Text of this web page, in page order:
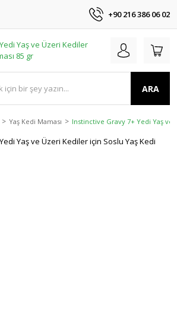
+90 216 386 06 02
ARA
Yaş Kedi Maması Instinctive Gravy 7+ Yedi Yaş ve